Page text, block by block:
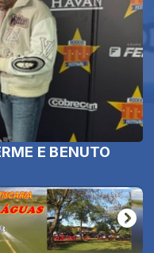
E BENUTO